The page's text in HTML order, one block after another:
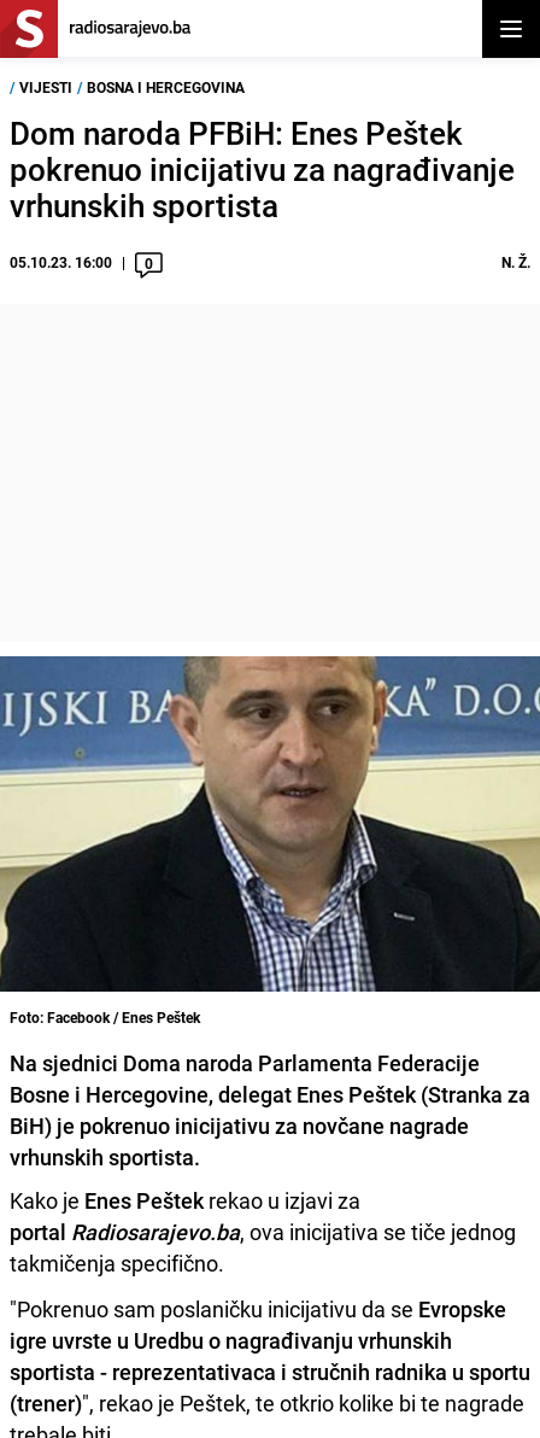
/ VIJESTI / BOSNA I HERCEGOVINA
Dom naroda PFBiH: Enes Peštek
pokrenuo inicijativu za nagrađivanje
vrhunskih sportista
05.10.23. 16:00 0 N. Ž.
Foto: Facebook / Enes Peštek
Na sjednici Doma naroda Parlamenta Federacije
Bosne i Hercegovine, delegat Enes Peštek (Stranka za
BiH) je pokrenuo inicijativu za novčane nagrade
vrhunskih sportista.
Kako je Enes Peštek rekao u izjavi za
portal Radiosarajevo.ba, ova inicijativa se tiče jednog
takmičenja specifično.
"Pokrenuo sam poslaničku inicijativu da se Evropske
igre uvrste u Uredbu o nagrađivanju vrhunskih
sportista - reprezentativaca i stručnih radnika u sportu
(trener)", rekao je Peštek, te otkrio kolike bi te nagrade